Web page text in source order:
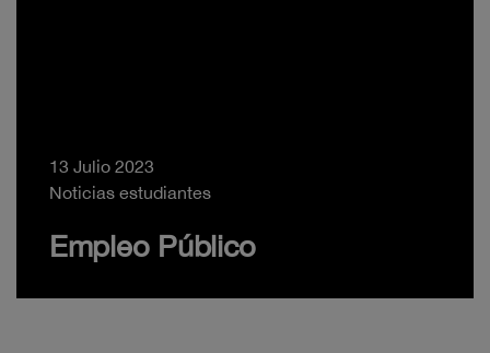
13 Julio 2023
Noticias estudiantes
Empleo Público